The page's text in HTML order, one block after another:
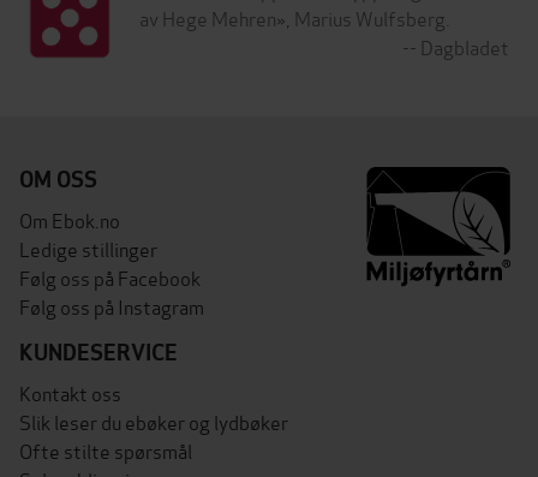
av Hege Mehren», Marius Wulfsberg.
-- Dagbladet
OM OSS
Om Ebok.no
Ledige stillinger
Følg oss på Facebook
Følg oss på Instagram
KUNDESERVICE
Kontakt oss
Slik leser du ebøker og lydbøker
Ofte stilte spørsmål